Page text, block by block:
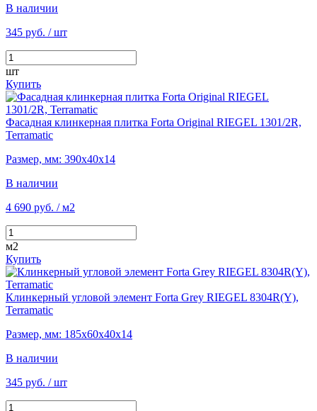
В наличии
345 руб. / шт
шт
Купить
Фасадная клинкерная плитка Forta Original RIEGEL 1301/2R,
Terramatic
Размер, мм: 390х40х14
В наличии
4 690 руб. / м2
м2
Купить
Клинкерный угловой элемент Forta Grey RIEGEL 8304R(Y),
Terramatic
Размер, мм: 185х60х40х14
В наличии
345 руб. / шт